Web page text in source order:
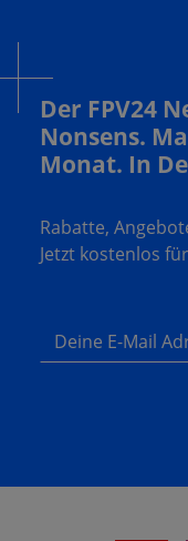
Der FPV24
Nonsens.
Monat. In
Rabatte,
Jetzt kostenlos
Deine E-Mail